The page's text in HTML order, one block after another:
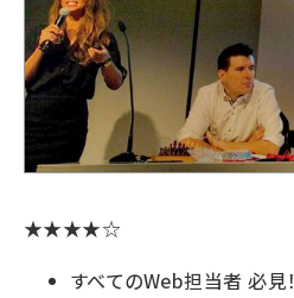
★★★★☆
すべてのWeb担当者 必見！